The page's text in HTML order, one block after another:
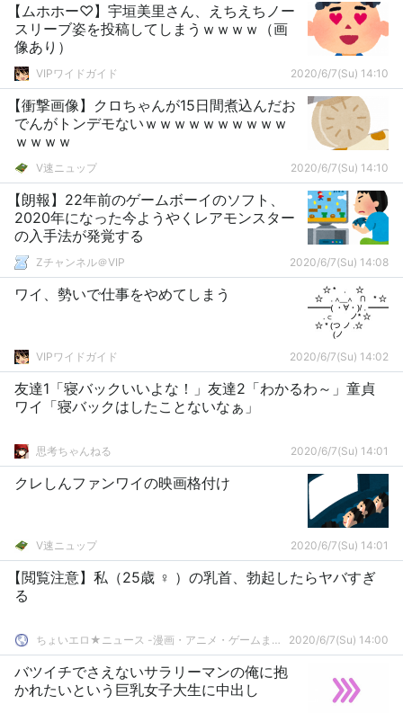
【ムホホー♡】宇垣美里さん、えちえちノー
スリーブ姿を投稿してしまうｗｗｗｗ（画
像あり）
VIPワイドガイド 2020/6/7(Su) 14:10
【衝撃画像】クロちゃんが15日間煮込んだお
でんがトンデモないｗｗｗｗｗｗｗｗｗｗ
ｗｗｗｗ
V速ニュップ 2020/6/7(Su) 14:10
【朗報】22年前のゲームボーイのソフト、
2020年になった今ようやくレアモンスター
の入手法が発覚する
Zチャンネル＠VIP 2020/6/7(Su) 14:08
ワイ、勢いで仕事をやめてしまう
VIPワイドガイド 2020/6/7(Su) 14:02
友達1「寝バックいいよな！」友達2「わかるわ～」童貞
ワイ「寝バックはしたことないなぁ」
思考ちゃんねる 2020/6/7(Su) 14:01
クレしんファンワイの映画格付け
V速ニュップ 2020/6/7(Su) 14:01
【閲覧注意】私（25歳 ♀ ）の乳首、勃起したらヤバすぎ
る
ちょいエロ★ニュース -漫画・アニメ・ゲームまとめ- 2020/6/7(Su) 14:00
バツイチでさえないサラリーマンの俺に抱
かれたいという巨乳女子大生に中出し